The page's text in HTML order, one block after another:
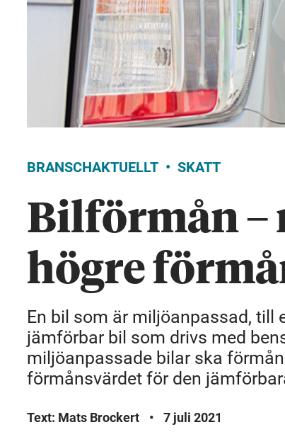
BRANSCHAKTUELLT SKATT
Bilförmån –
högre
En bil som är miljöanpassad, till
jämförbar bil som drivs med
miljöanpassade bilar ska
förmånsvärdet för den
Text: Mats Brockert • 7 juli 2021